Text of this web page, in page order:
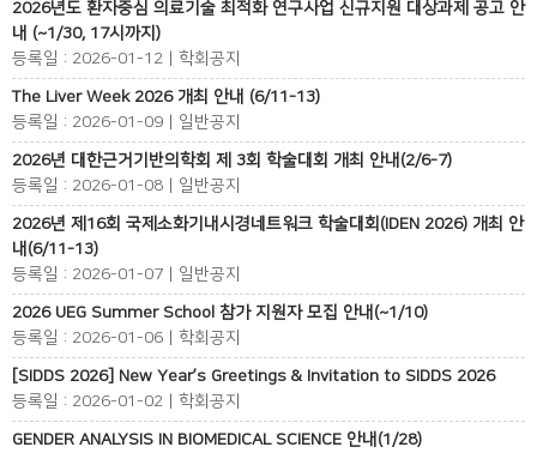
2026년도 환자중심 의료기술 최적화 연구사업 신규지원 대상과제 공고 안
내 (~1/30, 17시까지)
등록일 : 2026-01-12 | 학회공지
The Liver Week 2026 개최 안내 (6/11-13)
등록일 : 2026-01-09 | 일반공지
2026년 대한근거기반의학회 제 3회 학술대회 개최 안내(2/6-7)
등록일 : 2026-01-08 | 일반공지
2026년 제16회 국제소화기내시경네트워크 학술대회(IDEN 2026) 개최 안
내(6/11-13)
등록일 : 2026-01-07 | 일반공지
2026 UEG Summer School 참가 지원자 모집 안내(~1/10)
등록일 : 2026-01-06 | 학회공지
[SIDDS 2026] New Year’s Greetings & Invitation to SIDDS 2026
등록일 : 2026-01-02 | 학회공지
GENDER ANALYSIS IN BIOMEDICAL SCIENCE 안내(1/28)